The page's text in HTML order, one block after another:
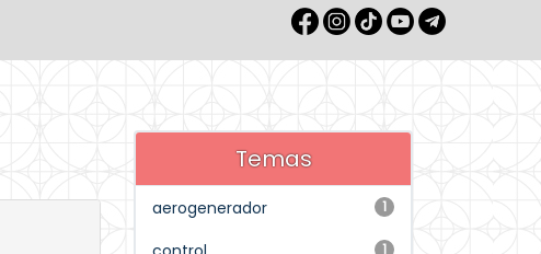
Temas
1
aerogenerador
1